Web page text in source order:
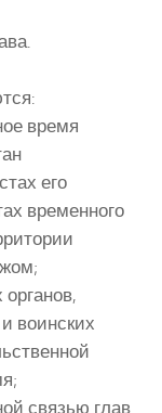
время
его
временного
воинских
связью глав